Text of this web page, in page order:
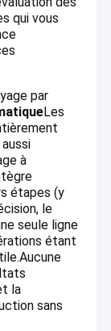
qui vous
par
Les
à
étapes (y
le
seule ligne
étant
la
sans
industrielles
de nos clients,
que des
complètes de
et des
grandes séries
s'y limiter: